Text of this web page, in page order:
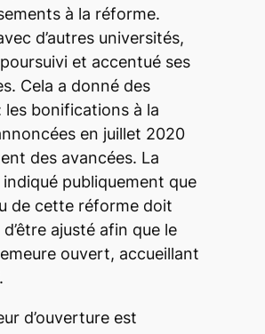
à la réforme.
d’autres universités,
poursuivi et accentué ses
Cela a donné des
les bonifications à la
en juillet 2020
des avancées. La
publiquement que
de cette réforme doit
ajusté afin que le
ouvert, accueillant
d’ouverture est